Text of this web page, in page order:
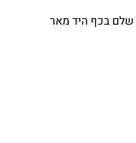
שלם בכף היד מאר